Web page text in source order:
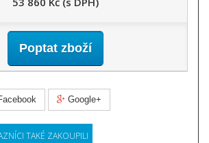
Poptat zboží
Google+
TAKÉ ZAKOUPILI